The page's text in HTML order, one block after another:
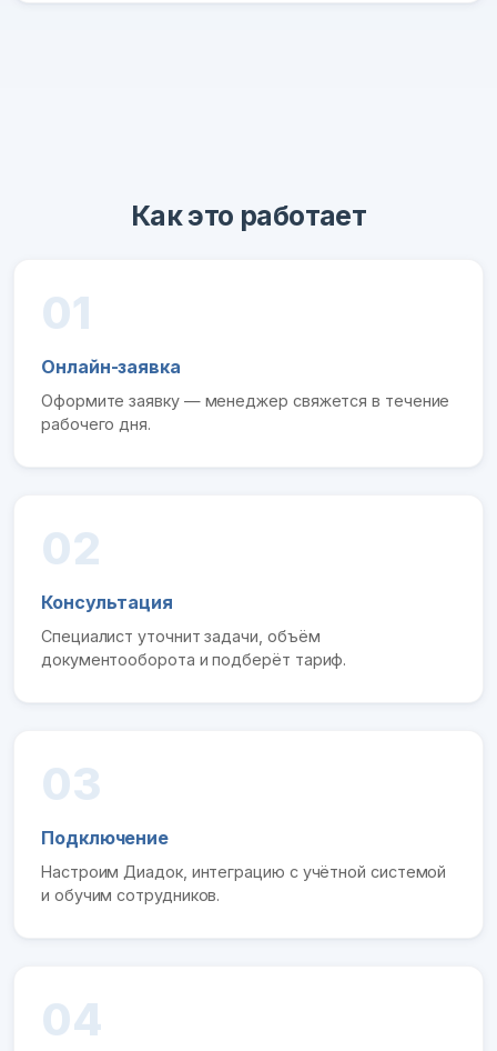
Как это работает
01
Онлайн-заявка
Оформите заявку — менеджер свяжется в течение
рабочего дня.
02
Консультация
Специалист уточнит задачи, объём
документооборота и подберёт тариф.
03
Подключение
Настроим Диадок, интеграцию с учётной системой
и обучим сотрудников.
04